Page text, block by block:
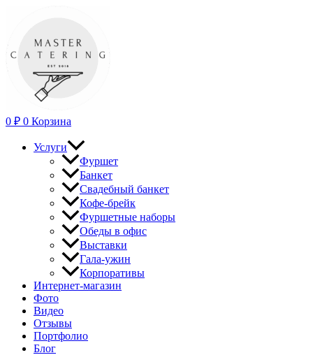
содержимому
0 ₽ 0 Корзина
Услуги
Фуршет
Банкет
Свадебный банкет
Кофе-брейк
Фуршетные наборы
Обеды в офис
Выставки
Гала-ужин
Корпоративы
Интернет-магазин
Фото
Видео
Отзывы
Портфолио
Блог